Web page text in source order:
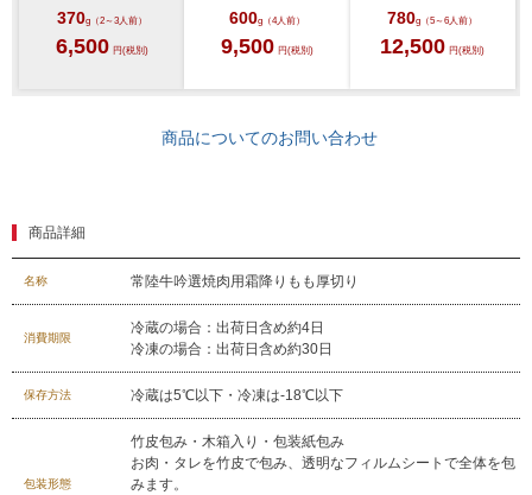
029-254-2441
受付：9:00～17:30(日曜日を除く)
お問合せフォーム
370g（2～3人前）
6,500 円(税別)
600g（4人前）
9,500 円(税別)
780g（5～6人前）
12,500 円(税別)
商品についてのお問い合わせ
商品詳細
名称 常陸牛吟選焼肉用霜降りもも厚切り
消費期限
冷蔵の場合：出荷日含め約4日
冷凍の場合：出荷日含め約30日
保存方法 冷蔵は5℃以下・冷凍は-18℃以下
包装形態
竹皮包み・木箱入り・包装紙包み
お肉・タレを竹皮で包み、透明なフィルムシートで全体を包
みます。